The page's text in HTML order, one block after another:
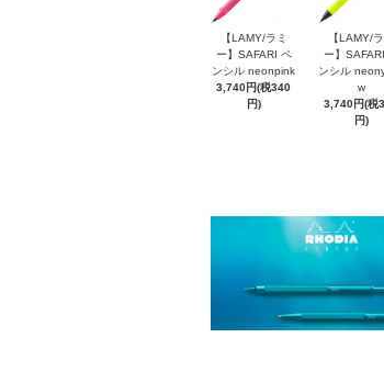
【LAMY/ラミ
ー】SAFARI ペ
ンシル neonpink
3,740円(税340
円)
【LAMY/ラ
ー】
ンシル
w
3,740円(税
円)